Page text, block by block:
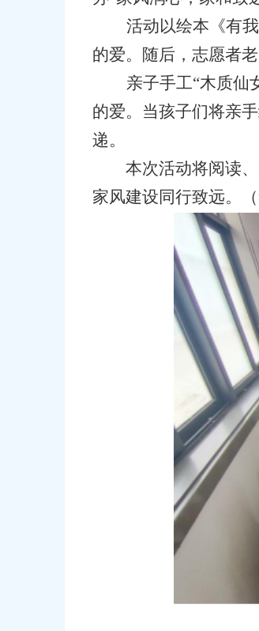
活动以绘本《有
的爱。随后，志愿者
亲子手工“木质仙
的爱。当孩子们将亲
递。
本次活动将阅读、
家风建设同行致远。
（